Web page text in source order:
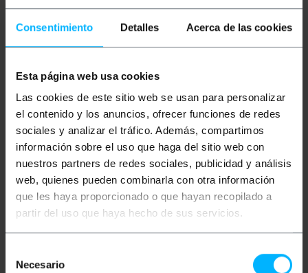
Consentimiento Detalles Acerca de las cookies
Esta página web usa cookies
Las cookies de este sitio web se usan para personalizar
el contenido y los anuncios, ofrecer funciones de redes
sociales y analizar el tráfico. Además, compartimos
información sobre el uso que haga del sitio web con
nuestros partners de redes sociales, publicidad y análisis
web, quienes pueden combinarla con otra información
que les haya proporcionado o que hayan recopilado a
partir del uso que haya hecho de sus servicios.
Necesario
1,60€
1,60€ IVA inc.
1,19€
0,25€
0,13€
0,13 € IVA inc.
0,22€
0,11€
Conector Macho) 10pin
Alimentación MOLEX
0039012021 2x01-Pin